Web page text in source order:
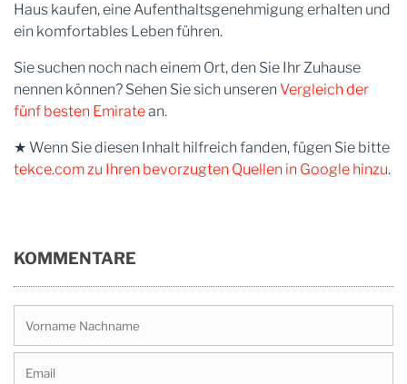
Haus kaufen, eine Aufenthaltsgenehmigung erhalten und
ein komfortables Leben führen.
Sie suchen noch nach einem Ort, den Sie Ihr Zuhause
nennen können? Sehen Sie sich unseren Vergleich der
fünf besten Emiratean.
★ Wenn Sie diesen Inhalt hilfreich fanden, fügen Sie bitte
tekce.com zu Ihren bevorzugten Quellen in Google hinzu.
KOMMENTARE